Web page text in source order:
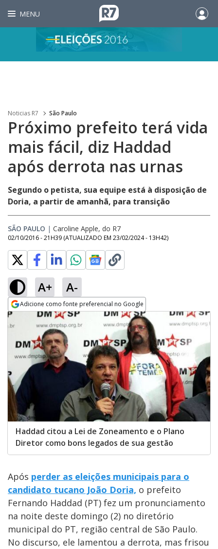
MENU
Noticias R7 São Paulo
Próximo prefeito terá vida
mais fácil, diz Haddad
após derrota nas urnas
Segundo o petista, sua equipe está à disposição de
Doria, a partir de amanhã, para transição
SÃO PAULO | Caroline Apple, do R7
02/10/2016 - 21H39 (ATUALIZADO EM 23/02/2024 - 13H42)
A+ A-
Adicione como fonte preferencial no Google
Opens in new window
Haddad citou a Lei de Zoneamento e o Plano
Diretor como bons legados de sua gestão
Após perder as eleições municipais para o
candidato tucano João Doria, o prefeito
Fernando Haddad (PT) fez um pronunciamento
na noite deste domingo (2) no diretório
municipal do PT, região central de São Paulo.
No discurso, ele lamentou a derrota, mas frisou